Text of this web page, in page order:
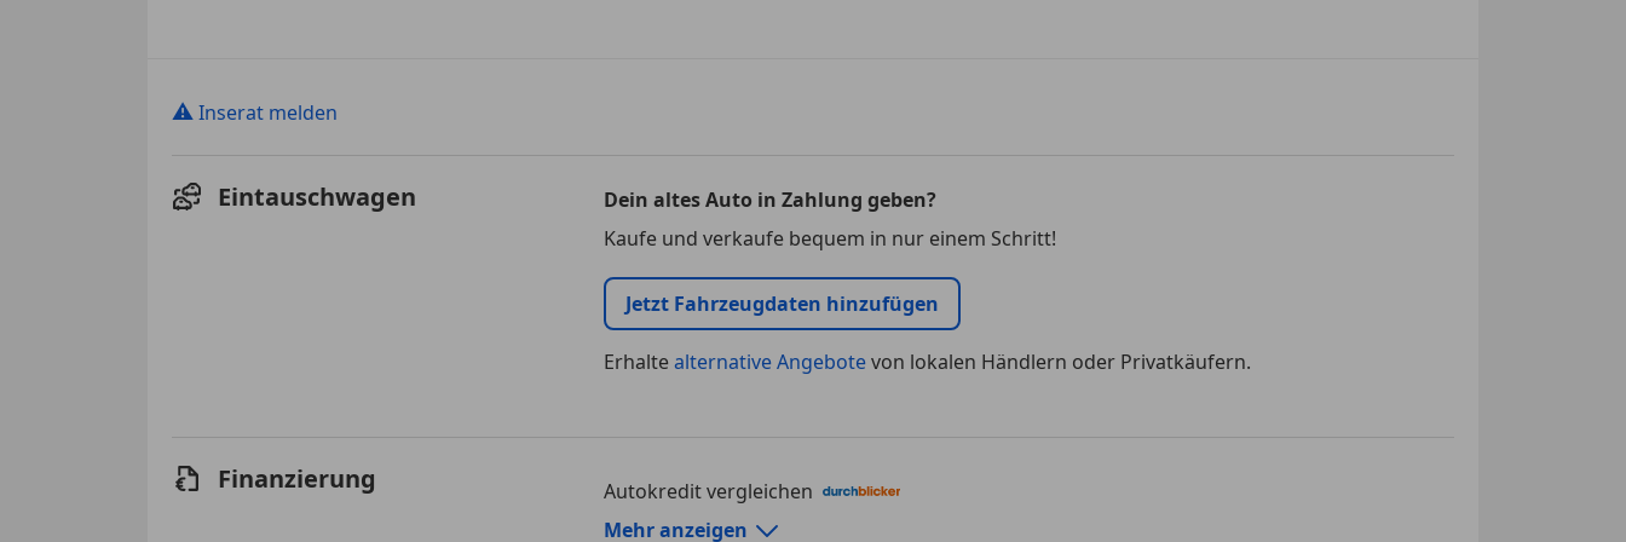
⚠ Inserat melden
Eintauschwagen
Dein altes Auto in Zahlung geben?
Kaufe und verkaufe bequem in nur einem Schritt!
Jetzt Fahrzeugdaten hinzufügen
Erhaltealternative Angebotevon lokalen Händlern oder Privatkäufern.
Finanzierung
Autokredit vergleichen
Autokredit-Rechner von durchblicker.at
Mehr anzeigen